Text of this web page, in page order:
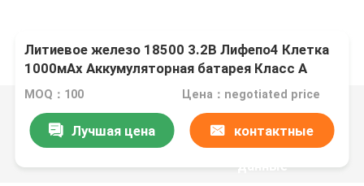
Литиевое железо 18500 3.2В Лифепо4 Клетка
1000мАх Аккумуляторная батарея Класс А
MOQ：100 Цена：negotiated price
Лучшая цена контактные
данные